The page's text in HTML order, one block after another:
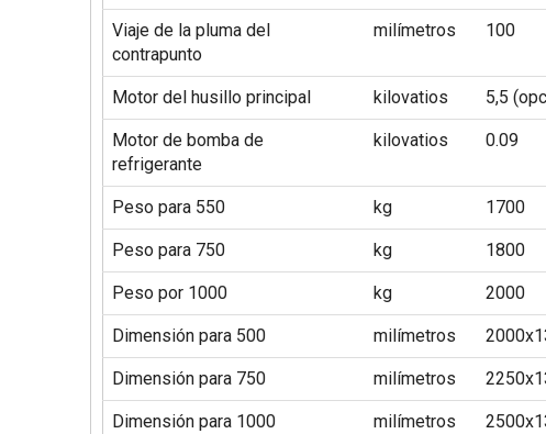
Viaje de la pluma del
contrapunto
milímetros 100
Motor del husillo principal kilovatios 5,5
Motor de bomba de
refrigerante
kilovatios 0.09
Peso para 550 kg 1700
Peso para 750 kg 1800
Peso por 1000 kg 2000
Dimensión para 500 milímetros
Dimensión para 750 milímetros
Dimensión para 1000 milímetros